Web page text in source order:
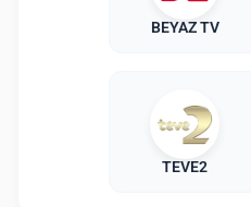
BEYAZ TV
TEVE2